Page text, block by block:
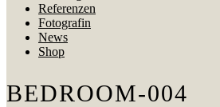
Referenzen
Fotografin
News
Shop
BEDROOM-004